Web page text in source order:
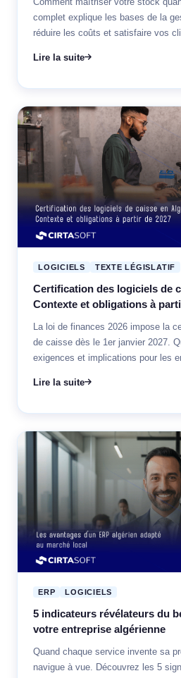
complet explique les bases de la
réduire les coûts et satisfaire vos
Lire la suite
LOGICIELS TEXTE LÉGISLATIF
Certification des logiciels de
Contexte et obligations à
La loi de finances 2026 impose la
de caisse dès le 1er janvier 2027.
exigences et implications pour les
Lire la suite
ERP LOGICIELS
5 indicateurs révélateurs du
votre entreprise algérienne
Quand chaque service invente sa
navigue à vue. Découvrez les 5